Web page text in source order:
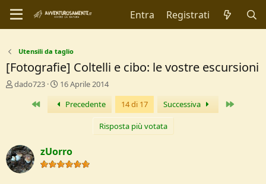
Entra Registrati
Utensili da taglio
[Fotografie] Coltelli e cibo: le vostre escursioni
C
r
e
D
dado723
D
t
a
I
n
i
16 Aprile 2014
Primo Precedente 14 di 17 Successiva
Risposta più votata
zUorro